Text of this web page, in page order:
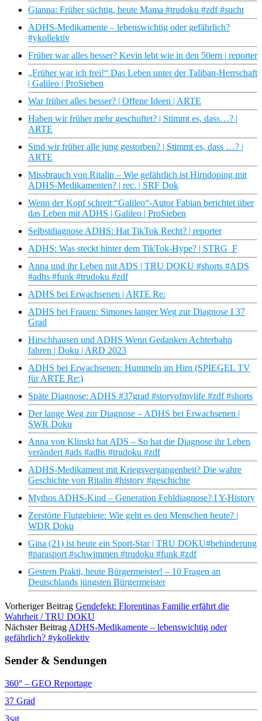
Gianna: Früher süchtig, heute Mama #trudoku #zdf #sucht
ADHS-Medikamente – lebenswichtig oder gefährlich?
#ykollektiv
Früher war alles besser? Kevin lebt wie in den 50ern | reporter
„Früher war ich frei!“ Das Leben unter der Taliban-Herrschaft
| Galileo | ProSieben
War früher alles besser? | Offene Ideen | ARTE
Haben wir früher mehr geschuftet? | Stimmt es, dass…? |
ARTE
Sind wir früher alle jung gestorben? | Stimmt es, dass …? |
ARTE
Missbrauch von Ritalin – Wie gefährlich ist Hirndoping mit
ADHS-Medikamenten? | rec. | SRF Dok
Wenn der Kopf schreit:“Galileo“-Autor Fabian berichtet über
das Leben mit ADHS | Galileo | ProSieben
Selbstdiagnose ADHS: Hat TikTok Recht? | reporter
ADHS: Was steckt hinter dem TikTok-Hype? | STRG_F
Anna und ihr Leben mit ADS | TRU DOKU #shorts #ADS
#adhs #funk #trudoku #zdf
ADHS bei Erwachsenen | ARTE Re:
ADHS bei Frauen: Simones langer Weg zur Diagnose I 37
Grad
Hirschhausen und ADHS Wenn Gedanken Achterbahn
fahren | Doku | ARD 2023
ADHS bei Erwachsenen: Hummeln im Hirn (SPIEGEL TV
für ARTE Re:)
Späte Diagnose: ADHS #37grad #storyofmylife #zdf #shorts
Der lange Weg zur Diagnose – ADHS bei Erwachsenen |
SWR Doku
Anna von Klinski hat ADS – So hat die Diagnose ihr Leben
verändert #ads #adhs #trudoku #zdf
ADHS-Medikament mit Kriegsvergangenheit? Die wahre
Geschichte von Ritalin #history #geschichte
Mythos ADHS-Kind – Generation Fehldiagnose? I Y-History
Zerstörte Flutgebiete: Wie geht es den Menschen heute? |
WDR Doku
Gina (21) ist heute ein Sport-Star | TRU DOKU#behinderung
#parasport #schwimmen #trudoku #funk #zdf
Gestern Prakti, heute Bürgermeister! – 10 Fragen an
Deutschlands jüngsten Bürgermeister
Vorheriger Beitrag Gendefekt: Florentinas Familie erfährt die
Wahrheit / TRU DOKU
Nächster Beitrag ADHS-Medikamente – lebenswichtig oder
gefährlich? #ykollektiv
Sender & Sendungen
360° – GEO Reportage
37 Grad
3sat